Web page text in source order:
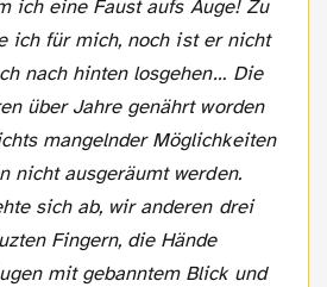
ich eine Faust aufs Auge! Zu
ich für mich, noch ist er nicht
nach hinten losgehen… Die
über Jahre genährt worden
mangelnder Möglichkeiten
nicht ausgeräumt werden.
sich ab, wir anderen drei
Fingern, die Hände
mit gebanntem Blick und